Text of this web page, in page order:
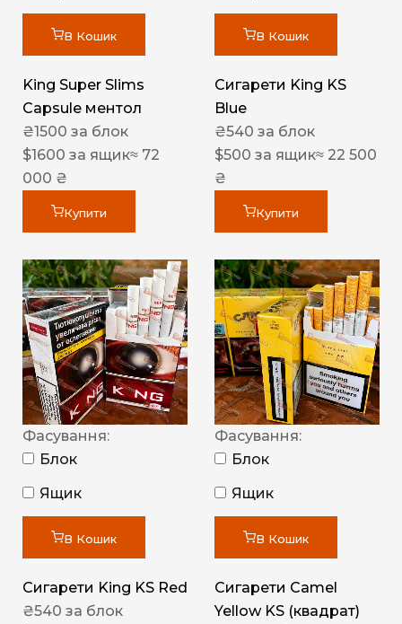
В Кошик
King Super Slims
Capsule ментол
₴1500 за блок
$1600 за ящик≈ 72
000 ₴
Купити
В Кошик
Сигарети King KS
Blue
₴540 за блок
$500 за ящик≈ 22 500
₴
Купити
Фасування:
Блок
Ящик
В Кошик
Сигарети King KS Red
₴540 за блок
Фасування:
Блок
Ящик
В Кошик
Сигарети Camel
Yellow KS (квадрат)